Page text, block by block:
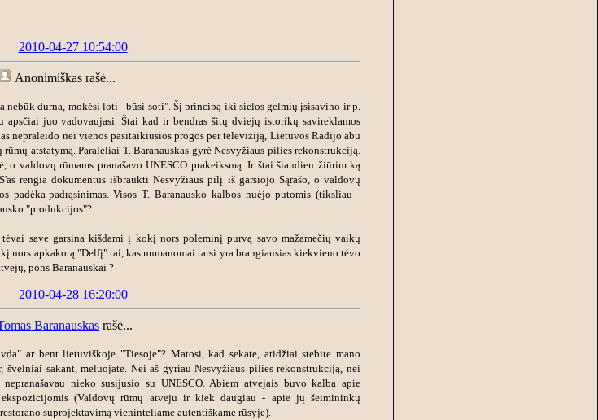
2010-04-27 10:54:00
Anonimiškasrašė...
nebūk durna, mokėsi loti - būsi soti". Šį principą iki sielos gelmių įsisavino ir p.
apsčiai juo vadovaujasi. Štai kad ir bendras šitų dviejų istorikų savireklamos
nepraleido nei vienos pasitaikiusios progos per televiziją, Lietuvos Radijo abu
atstatymą. Paraleliai T. Baranauskas gyrė Nesvyžiaus pilies rekonstrukciją.
o valdovų rūmams pranašavo UNESCO prakeiksmą. Ir štai šiandien žiūrim ką
rengia dokumentus išbraukti Nesvyžiaus pilį iš garsiojo Sąrašo, o valdovų
padėka-padrąsinimas. Visos T. Baranausko kalbos nuėjo putomis (tiksliau -
"produkcijos"?
save garsina kišdami į kokį nors poleminį purvą savo mažamečių vaikų
nors apkakotą "Delfį" tai, kas numanomai tarsi yra brangiausias kiekvieno tėvo
pons Baranauskai ?
2010-04-28 16:20:00
Baranauskas rašė...
ar bent lietuviškoje "Tiesoje"? Matosi, kad sekate, atidžiai stebite mano
švelniai sakant, meluojate. Nei aš gyriau Nesvyžiaus pilies rekonstrukciją, nei
nieko susijusio su UNESCO. Abiem atvejais buvo kalba apie
ekspozicijomis (Valdovų rūmų atveju ir kiek daugiau - apie jų šeimininkų
suprojektavimą vieninteliame autentiškame rūsyje).